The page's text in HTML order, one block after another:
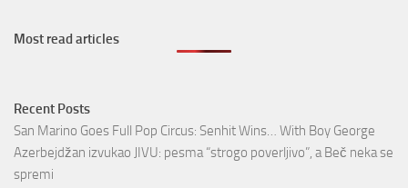
Most read articles
Recent Posts
San Marino Goes Full Pop Circus: Senhit Wins… With Boy George
Azerbejdžan izvukao JIVU: pesma “strogo poverljivo”, a Beč neka se
spremi